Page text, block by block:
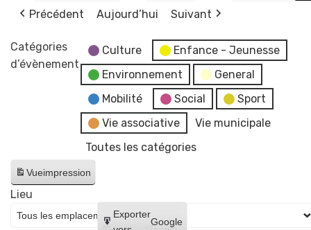
Précédent
Aujourd’hui Suivant
Catégories
d’évènement
Culture
Enfance - Jeunesse
Environnement
General
Mobilité
Social
Sport
Vie associative
Vie municipale
Toutes les catégories
Vueimpression
Créer
Exporter
Google
Lieu